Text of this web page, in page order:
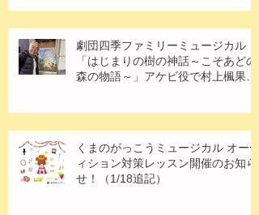
劇団四季ファミリーミュージカル
「はじまりの樹の神話～こそあどの
森の物語～」アケビ役で村上楓果さ
くまのがっこうミュージカル オーデ
ィション対策レッスン開催のお知ら
せ！（1/18追記）